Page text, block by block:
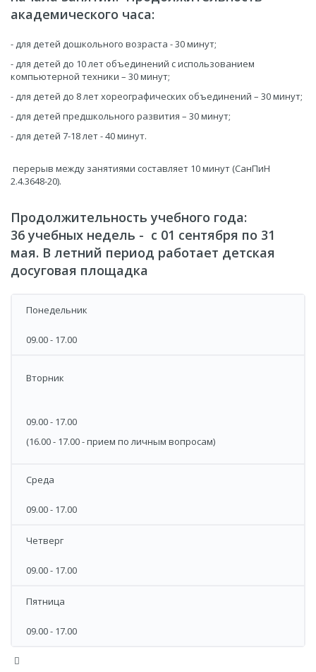
академического часа:
- для детей дошкольного возраста - 30 минут;
- для детей до 10 лет объединений с использованием
компьютерной техники – 30 минут;
- для детей до 8 лет хореографических объединений – 30 минут;
- для детей предшкольного развития – 30 минут;
- для детей 7-18 лет - 40 минут.
перерыв между занятиями составляет 10 минут (СанПиН
2.4.3648-20).
Продолжительность учебного года:
36 учебных недель - с 01 сентября по 31
мая. В летний период работает детская
досуговая площадка
Понедельник
09.00 - 17.00
Вторник
09.00 - 17.00
(16.00 - 17.00 - прием по личным вопросам)
Среда
09.00 - 17.00
Четверг
09.00 - 17.00
Пятница
09.00 - 17.00